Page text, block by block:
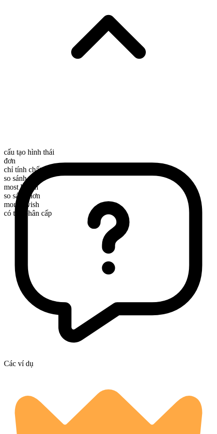
cấu tạo hình thái
đơn
chỉ tính chất
so sánh nhất
most lavish
so sánh hơn
more lavish
có thể phân cấp
Các ví dụ